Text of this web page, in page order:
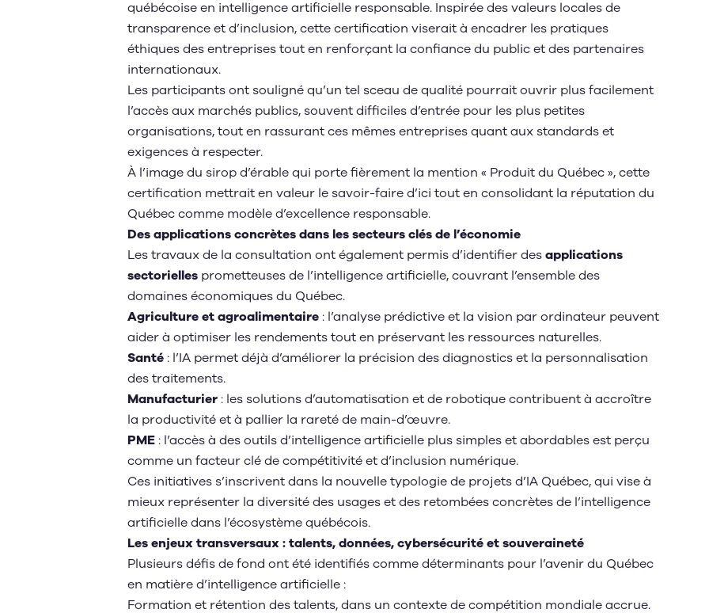
québécoise en intelligence artificielle responsable. Inspirée des valeurs locales de
transparence et d’inclusion, cette certification viserait à encadrer les pratiques
éthiques des entreprises tout en renforçant la confiance du public et des partenaires
internationaux.
Les participants ont souligné qu’un tel sceau de qualité pourrait ouvrir plus facilement
l’accès aux marchés publics, souvent difficiles d’entrée pour les plus petites
organisations, tout en rassurant ces mêmes entreprises quant aux standards et
exigences à respecter.
À l’image du sirop d’érable qui porte fièrement la mention « Produit du Québec », cette
certification mettrait en valeur le savoir-faire d’ici tout en consolidant la réputation du
Québec comme modèle d’excellence responsable.
Des applications concrètes dans les secteurs clés de l’économie
Les travaux de la consultation ont également permis d’identifier desapplications
sectorielles prometteuses de l’intelligence artificielle, couvrant l’ensemble des
domaines économiques du Québec.
Agriculture et agroalimentaire : l’analyse prédictive et la vision par ordinateur peuvent
aider à optimiser les rendements tout en préservant les ressources naturelles.
Santé : l’IA permet déjà d’améliorer la précision des diagnostics et la personnalisation
des traitements.
Manufacturier : les solutions d’automatisation et de robotique contribuent à accroître
la productivité et à pallier la rareté de main-d’œuvre.
PME : l’accès à des outils d’intelligence artificielle plus simples et abordables est perçu
comme un facteur clé de compétitivité et d’inclusion numérique.
Ces initiatives s’inscrivent dans la nouvelle typologie de projets d’IA Québec, qui vise à
mieux représenter la diversité des usages et des retombées concrètes de l’intelligence
artificielle dans l’écosystème québécois.
Les enjeux transversaux : talents, données, cybersécurité et souveraineté
Plusieurs défis de fond ont été identifiés comme déterminants pour l’avenir du Québec
en matière d’intelligence artificielle :
Formation et rétention des talents, dans un contexte de compétition mondiale accrue.